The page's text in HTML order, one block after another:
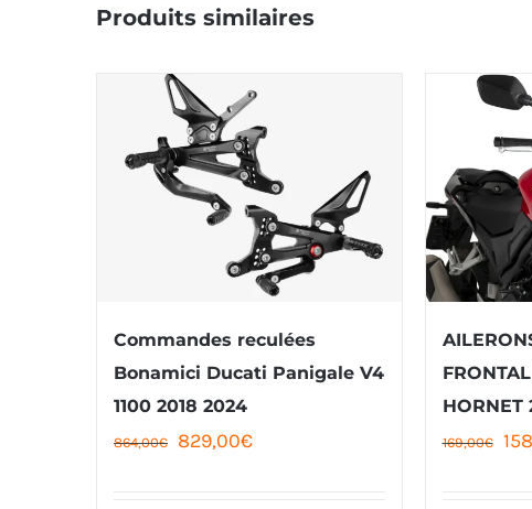
Produits similaires
Commandes reculées
Bonamici Ducati Panigale V4
1100 2018 2024
864,00€
Le
829,00€Le
HORNET
169,00€
Le